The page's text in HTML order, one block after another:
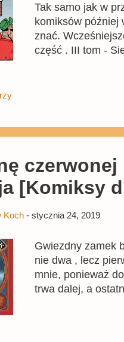
Tak samo jak w
komiksów później
znać.
część . III tom -
pierwszej strony
czerwonej
[Komiksy
Koch - stycznia 24, 2019
Gwiezdny zamek
nie dwa , lecz
mnie, ponieważ
trwa dalej, a